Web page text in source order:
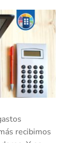
recibimos